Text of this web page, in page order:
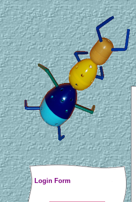
Login Form